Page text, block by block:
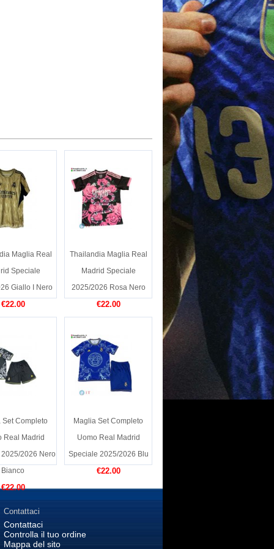
Maglia Real
Speciale
Giallo I Nero
€22.00
Thailandia Maglia Real
Madrid Speciale
2025/2026 Rosa Nero
€22.00
Set Completo
Real Madrid
2026 Nero
Bianco
€22.00
Maglia Set Completo
Uomo Real Madrid
Speciale 2025/2026 Blu
€22.00
Contattaci
Contattaci
Controlla il tuo ordine
Mappa del sito